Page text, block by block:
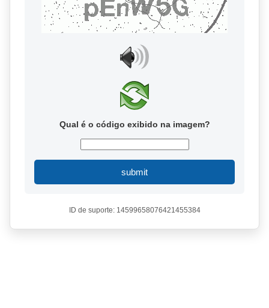
Qual é o código exibido na imagem?
submit
ID de suporte: 14599658076421455384